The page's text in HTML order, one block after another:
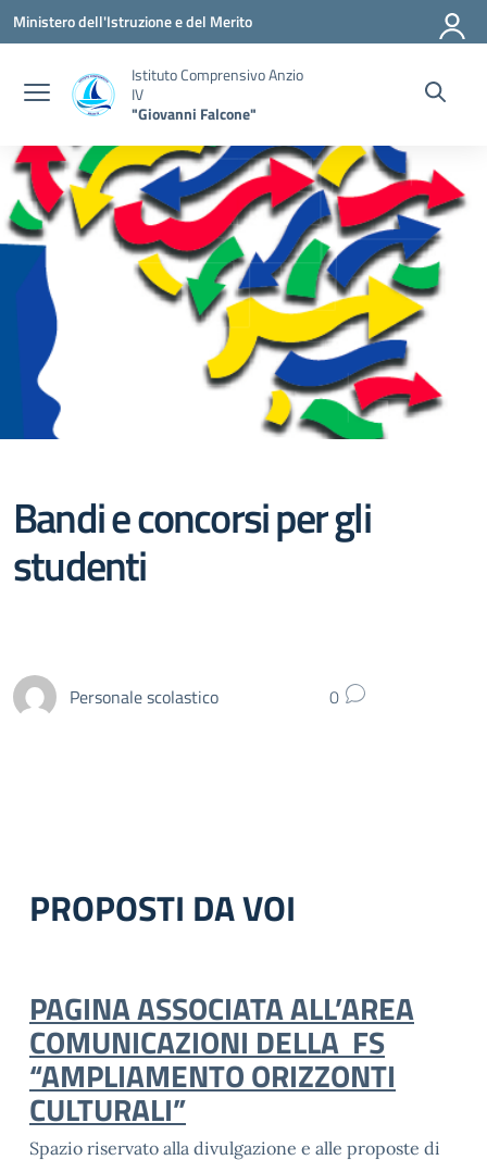
Vai ai contenuti
Vai al menu di navigazione
Vai al footer
Ministero dell'Istruzione e del Merito
Istituto Comprensivo Anzio
IV
"Giovanni Falcone"
Bandi e concorsi per gli
studenti
Personale scolastico 0
PROPOSTI DA VOI
PAGINA ASSOCIATA ALL’AREA
COMUNICAZIONI DELLA FS
“AMPLIAMENTO ORIZZONTI
CULTURALI”
Spazio riservato alla divulgazione e alle proposte di